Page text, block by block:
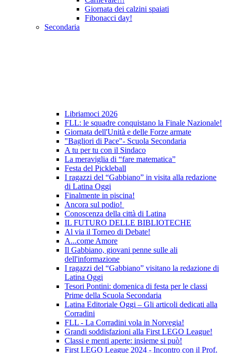
Giornata dei calzini spaiati
Fibonacci day!
Secondaria
Libriamoci 2026
FLL: le squadre conquistano la Finale Nazionale!
Giornata dell'Unità e delle Forze armate
"Bagliori di Pace"- Scuola Secondaria
A tu per tu con il Sindaco
La meraviglia di “fare matematica”
Festa del Pickleball
I ragazzi del “Gabbiano” in visita alla redazione
di Latina Oggi
Finalmente in piscina!
Ancora sul podio!
Conoscenza della città di Latina
IL FUTURO DELLE BIBLIOTECHE
Al via il Torneo di Debate!
A...come Amore
Il Gabbiano, giovani penne sulle ali
dell'informazione
I ragazzi del “Gabbiano” visitano la redazione di
Latina Oggi
Tesori Pontini: domenica di festa per le classi
Prime della Scuola Secondaria
Latina Editoriale Oggi – Gli articoli dedicati alla
Corradini
FLL - La Corradini vola in Norvegia!
Grandi soddisfazioni alla First LEGO League!
Classi e menti aperte: insieme si può!
First LEGO League 2024 - Incontro con il Prof.